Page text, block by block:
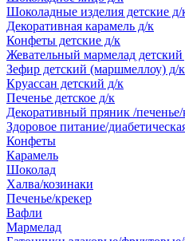
Шоколадные изделия детские д/
Декоративная карамель д/к
Конфеты детские д/к
Жевательный мармелад детский
Зефир детский (маршмеллоу) д/к
Круассан детский д/к
Печенье детское д/к
Декоративный пряник /
Здоровое питание/
Конфеты
Карамель
Шоколад
Халва/козинаки
Печенье/крекер
Вафли
Мармелад